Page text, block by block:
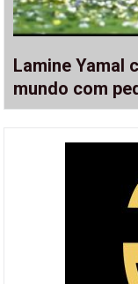
Lamine Yamal
mundo com